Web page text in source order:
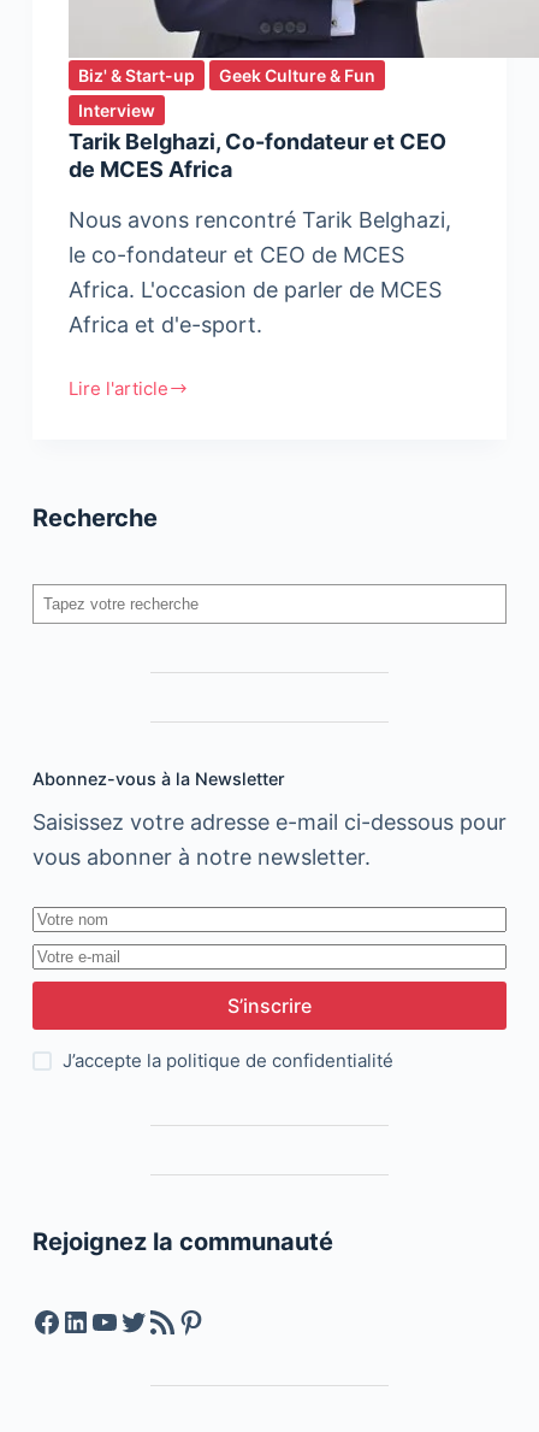
Biz' & Start-up
Geek Culture & Fun
Interview
Tarik Belghazi, Co-fondateur et CEO
de MCES Africa
Nous avons rencontré Tarik Belghazi,
le co-fondateur et CEO de MCES
Africa. L'occasion de parler de MCES
Africa et d'e-sport.
Lire l'article
Tarik
et
MCES
Africa
Recherche
Rechercher
Abonnez-vous à la Newsletter
Saisissez votre adresse e-mail ci-dessous pour
vous abonner à notre newsletter.
S’inscrire
J’accepte la politique de confidentialité
Rejoignez la communauté
Facebook
LinkedIn
YouTube
Twitter
Feed RSSPinterest